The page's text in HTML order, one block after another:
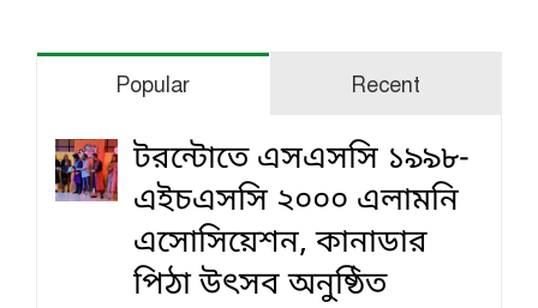
Popular Recent
টরন্টোতে এসএসসি ১৯৯৮-
এইচএসসি ২০০০ এলামনি
এসোসিয়েশন, কানাডার
পিঠা উৎসব অনুষ্ঠিত